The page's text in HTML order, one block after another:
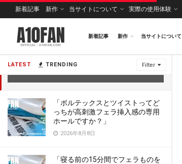
LATEST TRENDING Filter
U.F.O. BASICは硬くて分厚いのでしっかり
「ボルテックスとツイストってど
っちが高刺激フェラ挿入感の専用
ホールですか？」
2026年8月8日
「寝る前の15分間でフェラものを
新着記事 新作 当サイトについて 実際の使用体験
新着記事 新作 当サイトについて